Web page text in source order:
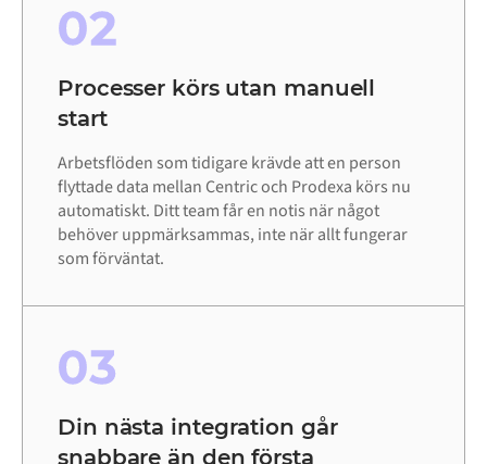
02
Processer körs utan manuell
start
Arbetsflöden som tidigare krävde att en person
flyttade data mellan Centric och Prodexa körs nu
automatiskt. Ditt team får en notis när något
behöver uppmärksammas, inte när allt fungerar
som förväntat.
03
Din nästa integration går
snabbare än den första